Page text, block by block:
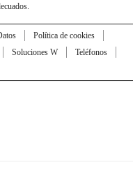
Política de cookies
Soluciones W
Teléfonos